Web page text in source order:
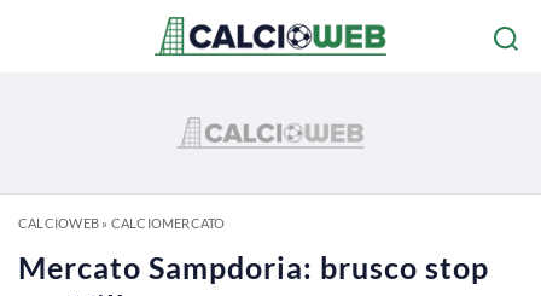
CALCIOWEB» CALCIOMERCATO
Mercato Sampdoria: brusco stop